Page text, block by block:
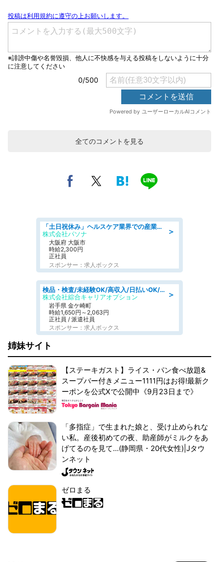
全てのコメントを見る
＞
「土日祝休み」ヘルスケア業界での産業保健師業務/看護師/高時給/要資格:正看護師
株式会社パソナ
大阪府 大阪市
時給2,300円
正社員
スポンサー：求人ボックス
＞
検品・検査/未経験OK/高収入/日払いOK/交替制/20・30・40代活躍中
株式会社綜合キャリアオプション
岩手県 金ケ崎町
時給1,650円～2,063円
正社員 / 派遣社員
スポンサー：求人ボックス
姉妹サイト
【ステーキガスト】ライス・パン食べ放題&
スープバー付きメニュー1111円はお得!最新ク
ーポンを公式Xで公開中《9月23日まで》
「多指症」で生まれた娘と、受け止められな
い私。産後初めての夜、助産師がミルクをあ
げてるのを見て...(静岡県・20代女性)|Jタウ
ンネット
ゼロまる